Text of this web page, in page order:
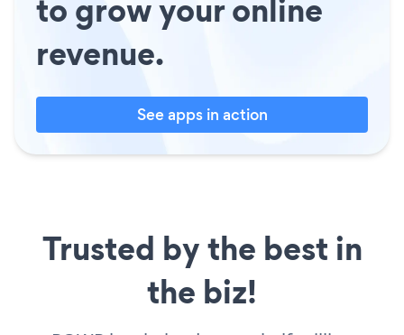
to grow your online
revenue.
See apps in action
Trusted by the best in
the biz!